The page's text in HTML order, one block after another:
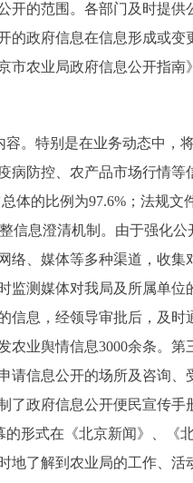
的范围。各部门及时提
政府信息在信息形成或变
农业局政府信息公开指南
特别是在业务动态中，
防控、农产品市场行情等
体的比例为97.6%；法规文
信息澄清机制。由于强化
、媒体等多种渠道，收
测媒体对我局及所属单位
息，经领导审批后，及
业舆情信息3000余条。
信息公开的场所及咨询、
政府信息公开便民宣传手
形式在《北京新闻》、《
地了解到农业局的工作、